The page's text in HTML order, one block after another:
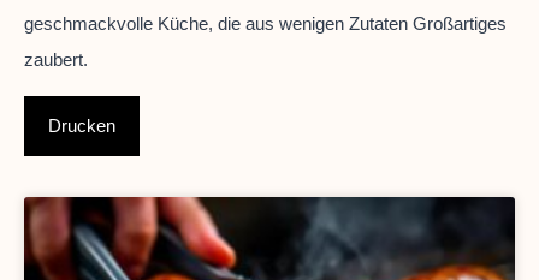
geschmackvolle Küche, die aus wenigen Zutaten Großartiges
zaubert.
Drucken